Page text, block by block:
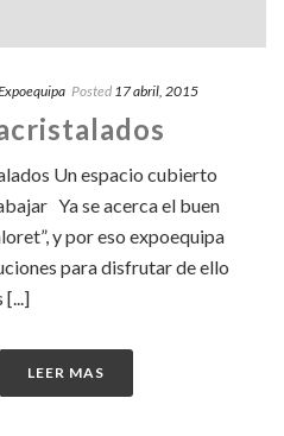
Posted 17 abril, 2015
Un espacio cubierto
Ya se acerca el buen
y por eso expoequipa
para disfrutar de ello
[...]
LEER MAS